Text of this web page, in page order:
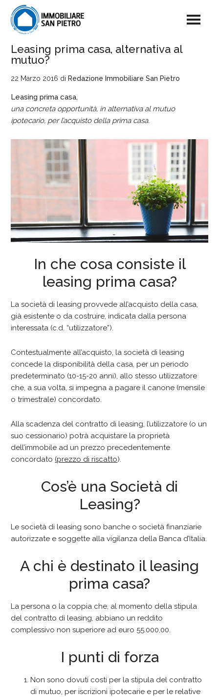
Leasing prima casa, alternativa al
mutuo?
22 Marzo 2016 di Redazione Immobiliare San Pietro
Leasing prima casa,
una concreta opportunità, in alternativa al mutuo
ipotecario, per l’acquisto della prima casa.
In che cosa consiste il
leasing prima casa?
La società di leasing provvede all’acquisto della casa,
già esistente o da costruire, indicata dalla persona
interessata (c.d. “utilizzatore”).
Contestualmente all’acquisto, la società di leasing
concede la disponibilità della casa, per un periodo
predeterminato (10-15-20 anni), allo stesso utilizzatore
che, a sua volta, si impegna a pagare il canone (mensile
o trimestrale) concordato.
Alla scadenza del contratto di leasing, l’utilizzatore (o un
suo cessionario) potrà acquistare la proprietà
dell’immobile ad un prezzo precedentemente
concordato (prezzo di riscatto).
Cos’è una Società di
Leasing?
Le società di leasing sono banche o società finanziarie
autorizzate e soggette alla vigilanza della Banca d’Italia.
A chi è destinato il leasing
prima casa?
La persona o la coppia che, al momento della stipula
del contratto di leasing, abbiano un reddito
complessivo non superiore ad euro 55.000,00.
I punti di forza
Non sono dovuti costi per la stipula del contratto
di mutuo, per iscrizioni ipotecarie e per le relative